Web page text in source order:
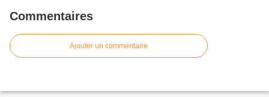
Commentaires
Ajouter un commentaire